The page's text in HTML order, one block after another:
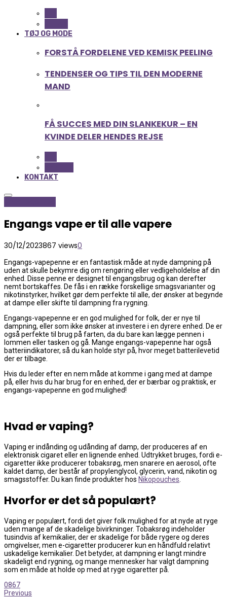
TØJ OG MODE
FORSTÅ FORDELENE VED KEMISK PEELING
TENDENSER OG TIPS TIL DEN MODERNE
MAND
FÅ SUCCES MED DIN SLANKEKUR – EN
KVINDE DELER HENDES REJSE
KONTAKT
Engangs vape er til alle vapere
30/12/2023867 views0
Engangs-vapepenne er en fantastisk måde at nyde dampning på
uden at skulle bekymre dig om rengøring eller vedligeholdelse af din
enhed. Disse penne er designet til engangsbrug og kan derefter
nemt bortskaffes. De fås i en række forskellige smagsvarianter og
nikotinstyrker, hvilket gør dem perfekte til alle, der ønsker at begynde
at dampe eller skifte til dampning fra rygning.
Engangs-vapepenne er en god mulighed for folk, der er nye til
dampning, eller som ikke ønsker at investere i en dyrere enhed. De er
også perfekte til brug på farten, da du bare kan lægge pennen i
lommen eller tasken og gå. Mange engangs-vapepenne har også
batteriindikatorer, så du kan holde styr på, hvor meget batterilevetid
der er tilbage.
Hvis du leder efter en nem måde at komme i gang med at dampe
på, eller hvis du har brug for en enhed, der er bærbar og praktisk, er
engangs-vapepenne en god mulighed!
Hvad er vaping?
Vaping er indånding og udånding af damp, der produceres af en
elektronisk cigaret eller en lignende enhed. Udtrykket bruges, fordi e-
cigaretter ikke producerer tobaksrøg, men snarere en aerosol, ofte
kaldet damp, der består af propylenglycol, glycerin, vand, nikotin og
smagsstoffer. Du kan finde produkter hos Nikopouches.
Hvorfor er det så populært?
Vaping er populært, fordi det giver folk mulighed for at nyde at ryge
uden mange af de skadelige bivirkninger. Tobaksrøg indeholder
tusindvis af kemikalier, der er skadelige for både rygere og deres
omgivelser, men e-cigaretter producerer kun en håndfuld relativt
uskadelige kemikalier. Det betyder, at dampning er langt mindre
skadeligt end rygning, og mange mennesker har valgt dampning
som en måde at holde op med at ryge cigaretter på.
0867
Previous